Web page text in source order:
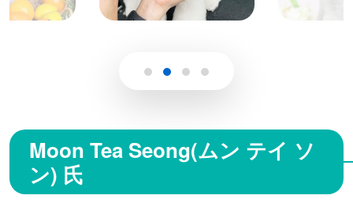
Moon Tea Seong(ムン テイ ソ
ン) 氏